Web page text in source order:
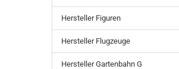
Hersteller Figuren
Hersteller Flugzeuge
Hersteller Gartenbahn G